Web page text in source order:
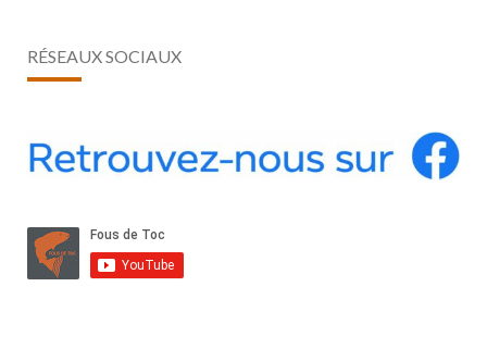
RÉSEAUX SOCIAUX